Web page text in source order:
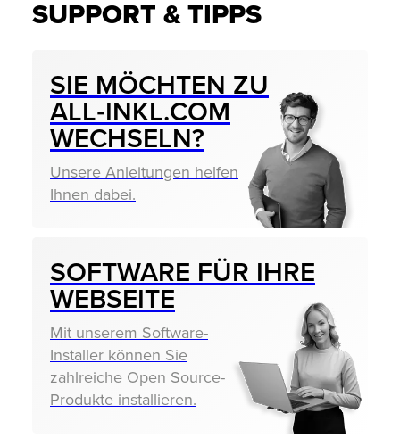
SUPPORT & TIPPS
SIE MÖCHTEN ZU
ALL‑INKL.COM
WECHSELN?
Unsere Anleitungen helfen
Ihnen dabei.
SOFTWARE FÜR IHRE
WEBSEITE
Mit unserem Software-
Installer können Sie
zahlreiche Open Source-
Produkte installieren.